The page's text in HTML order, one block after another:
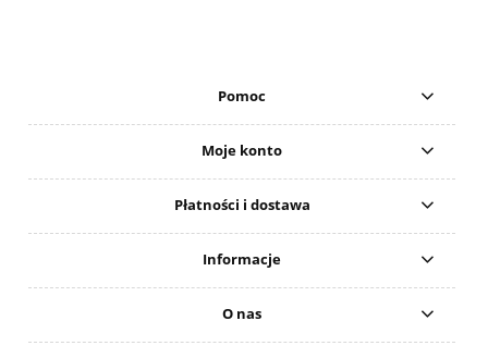
Pomoc
Moje konto
Płatności i dostawa
Informacje
O nas